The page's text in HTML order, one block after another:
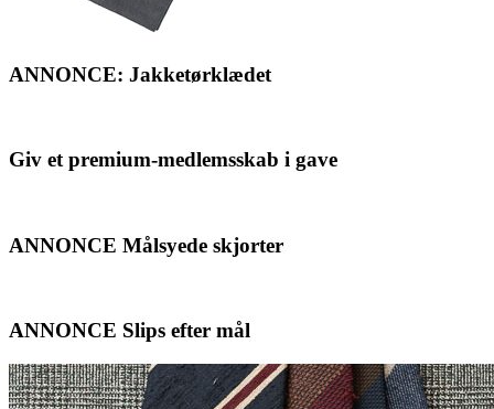
ANNONCE: Jakketørklædet
Giv et premium-medlemsskab i gave
ANNONCE Målsyede skjorter
ANNONCE Slips efter mål